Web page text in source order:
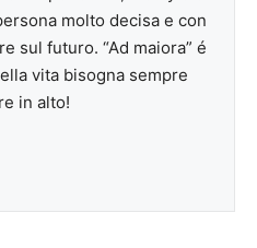
molto decisa e con
sul futuro. “Ad maiora” é
vita bisogna sempre
in alto!